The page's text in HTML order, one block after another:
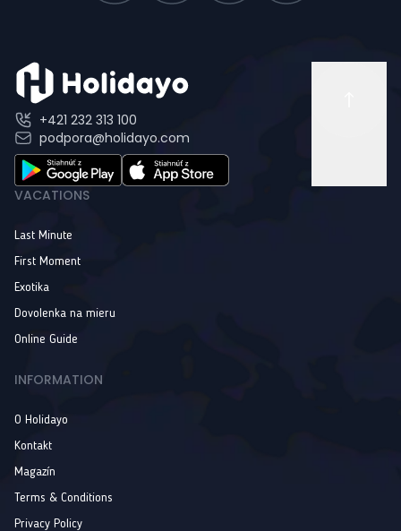
+421 232 313 100
podpora@holidayo.com
VACATIONS
Last Minute
First Moment
Exotika
Dovolenka na mieru
Online Guide
INFORMATION
O Holidayo
Kontakt
Magazín
Terms & Conditions
Privacy Policy